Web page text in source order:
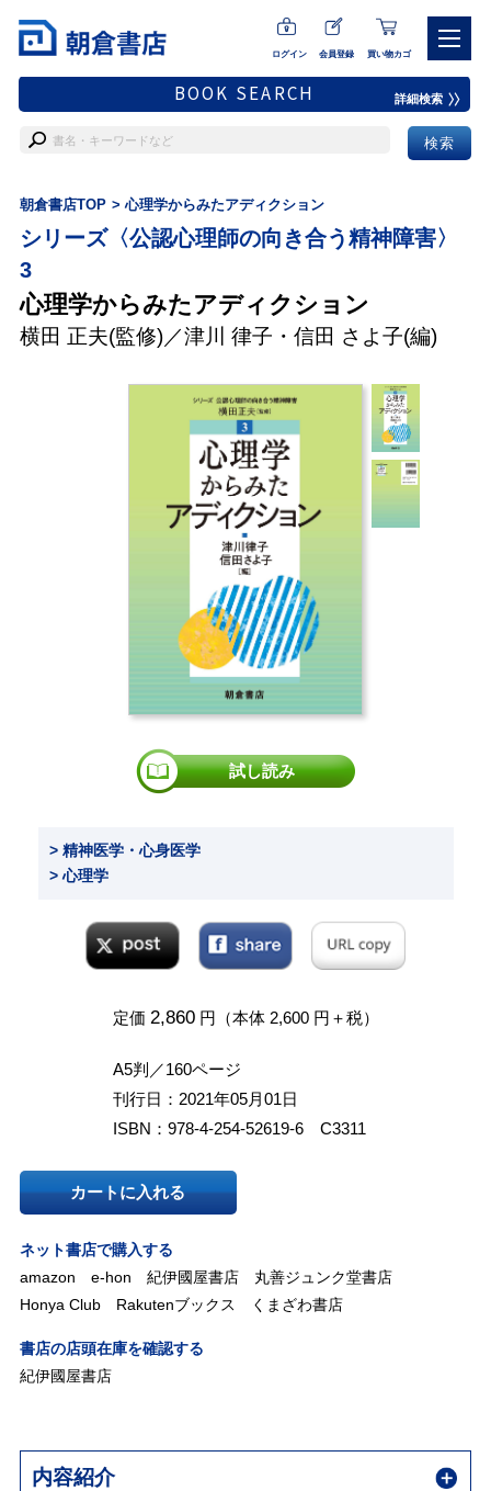
ログイン 会員登録 買い物カゴ
BOOK SEARCH 詳細検索
朝倉書店TOP 心理学からみたアディクション
シリーズ〈公認心理師の向き合う精神障害〉
3
心理学からみたアディクション
横田 正夫(監修)／津川 律子 ・ 信田 さよ子(編)
試し読み
> 精神医学・心身医学
> 心理学
定価 2,860円（本体 2,600 円＋税）
A5判／160ページ
刊行日：2021年05月01日
ISBN：978-4-254-52619-6 C3311
カートに入れる
ネット書店で購入する
amazon
e-hon 紀伊國屋書店
丸善ジュンク堂書店
Honya Club
Rakutenブックス くまざわ書店
書店の店頭在庫を確認する
紀伊國屋書店
内容紹介